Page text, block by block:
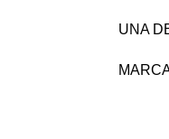
UNA